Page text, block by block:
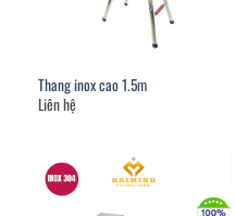
Thang inox cao 1.5m
Liên hệ